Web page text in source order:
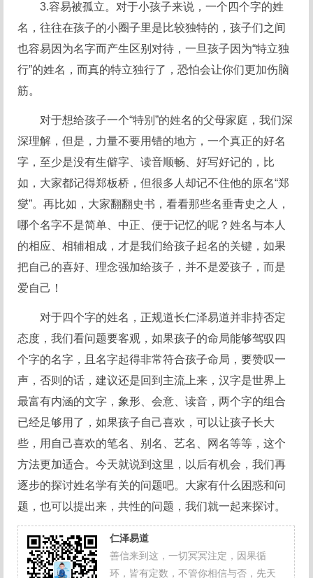
3.容易被孤立。对于小孩子来说，一个四个字的姓
名，往往在孩子的小圈子里是比较独特的，孩子们之间
也容易因为名字而产生区别对待，一旦孩子因为“特立独
行”的姓名，而真的特立独行了，恐怕会让你们更加伤脑
筋。
对于想给孩子一个“特别”的姓名的父母家庭，我们深
深理解，但是，力量不要用错的地方，一个真正的好名
字，至少是没有生僻字、读音顺畅、好写好记的，比
如，大家都记得郑板桥，但很多人却记不住他的原名“郑
燮”。再比如，大家翻翻史书，看看那些名垂青史之人，
哪个名字不是简单、中正、便于记忆的呢？姓名与本人
的相应、相辅相成，才是我们给孩子起名的关键，如果
把自己的喜好、理念强加给孩子，并不是爱孩子，而是
爱自己！
对于四个字的姓名，正规道长仁泽易道并非持否定
态度，我们看问题要客观，如果孩子的命局能够驾驭四
个字的名字，且名字起得非常符合孩子命局，要赞叹一
声，否则的话，建议还是回到主流上来，汉字是世界上
最富有内涵的文字，象形、会意、读音，两个字的组合
已经足够用了，如果孩子自己喜欢，可以让孩子长大
些，用自己喜欢的笔名、别名、艺名、网名等等，这个
方法更加适合。今天就说到这里，以后有机会，我们再
逐步的探讨姓名学有关的问题吧。大家有什么困惑和问
题，也可以提出来，共性的问题，我们就一起来探讨。
仁泽易道
善信来到这，一切冥冥注定，因果循
环，皆有定数，不管你相信与否，先天